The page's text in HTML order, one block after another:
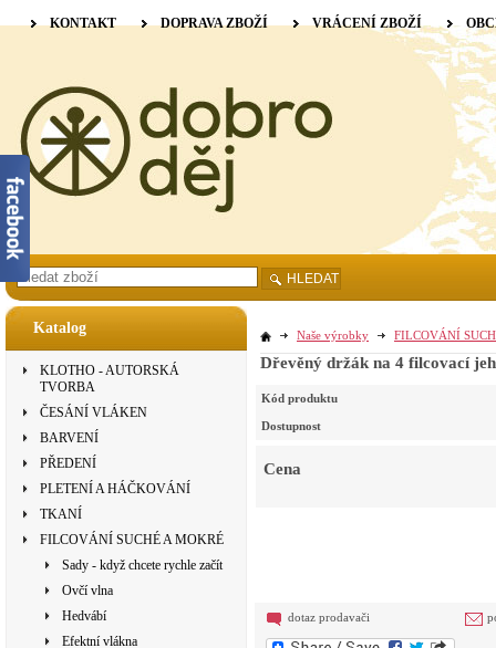
Katalog
KLOTHO - AUTORSKÁ
TVORBA
ČESÁNÍ VLÁKEN
BARVENÍ
PŘEDENÍ
PLETENÍ A HÁČKOVÁNÍ
TKANÍ
FILCOVÁNÍ SUCHÉ A MOKRÉ
Sady - když chcete rychle začít
Ovčí vlna
Hedvábí
Efektní vlákna
Naše výrobky FILCOVÁNÍ
Dřevěný držák na 4 filcovací
Kód produktu
Dostupnost
Cena
dotaz prodavači
KONTAKT DOPRAVA ZBOŽÍ VRÁCENÍ ZBOŽÍ
HLEDAT